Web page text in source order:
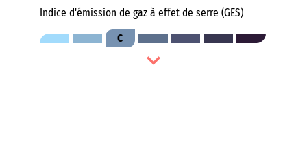
Indice d'émission de gaz à effet de serre (GES)
C